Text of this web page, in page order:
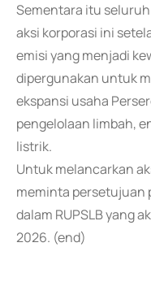
Sementara itu
aksi korporasi ini
emisi yang menjadi
dipergunakan untuk
ekspansi usaha
pengelolaan limbah,
listrik.
Untuk melancarkan
meminta persetujuan
dalam RUPSLB yang
2026. (end)